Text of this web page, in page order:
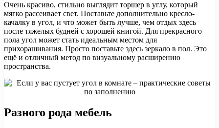
Очень красиво, стильно выглядит торшер в углу, который
мягко рассеивает свет. Поставьте дополнительно кресло-
качалку в угол, и что может быть лучше, чем отдых здесь
после тяжелых будней с хорошей книгой. Для прекрасного
пола угол может стать идеальным местом для
прихорашивания. Просто поставьте здесь зеркало в пол. Это
ещё и отличный метод по визуальному расширению
пространства.
Разного рода мебель